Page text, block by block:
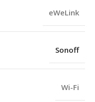
eWeLink
Sonoff
Wi-Fi